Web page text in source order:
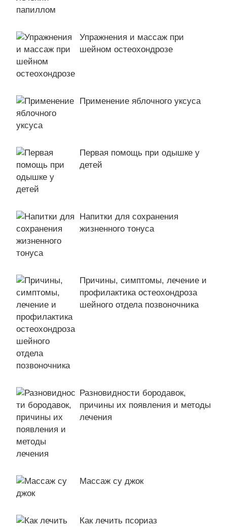
Упражнения и массаж при
шейном остеохондрозе
Применение яблочного уксуса
Первая помощь при одышке у
детей
Напитки для сохранения
жизненного тонуса
Причины, симптомы, лечение и
профилактика остеохондроза
шейного отдела позвоночника
Разновидности бородавок,
причины их появления и методы
лечения
Массаж су джок
Как лечить псориаз